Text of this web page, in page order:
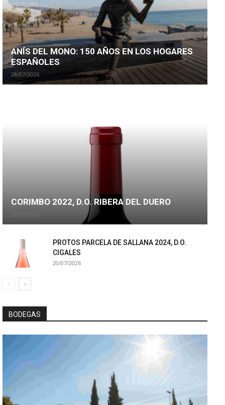
ANÍS DEL MONO: 150 AÑOS EN LOS HOGARES
ESPAÑOLES
28/07/2026
CORIMBO 2022, D.O. RIBERA DEL DUERO
22/07/2026
PROTOS PARCELA DE SALLANA 2024, D.O.
CIGALES
20/07/2026
BODEGAS